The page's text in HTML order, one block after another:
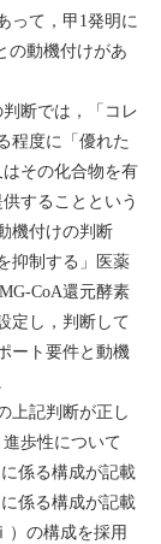
って，甲 1発明に
の動機付けがあ
断では，「コレ
程度に「優れた
その化合物を有
することという
機付けの判断
抑制する」医薬
CoA還元酵素
定し，判断して
ート要件と動機
上記判断が正し
歩性について
に係る構成が記載
に係る構成が記載
ⅰ ）の構成を採用